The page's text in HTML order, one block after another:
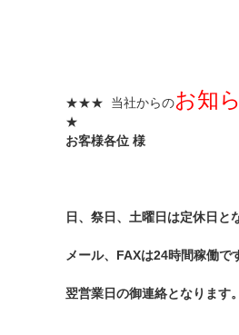
★★★ 当社からのお知
★
お客様各位 様
日、祭日、土曜日は定休日と
メール、FAXは24時間稼働で
翌営業日の御連絡となります。